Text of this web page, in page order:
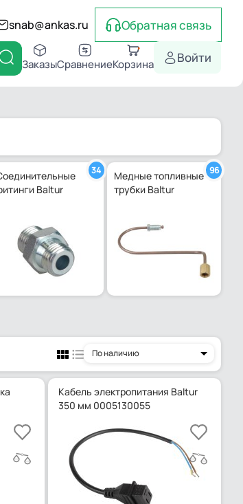
snab@ankas.ru Обратная связь
ЗаказыСравнениеКорзина Войти
Baltur
34
Медные топливные
трубки Baltur
96
По наличию
Кабель электропитания Baltur
350 мм 0005130055